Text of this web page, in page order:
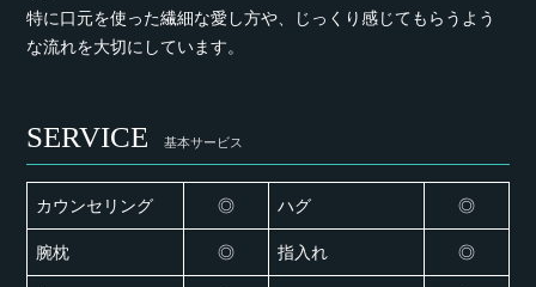
特に口元を使った繊細な愛し方や、じっくり感じてもらうよう
な流れを大切にしています。
SERVICE 基本サービス
カウンセリング ◎ ハグ ◎
腕枕 ◎ 指入れ ◎